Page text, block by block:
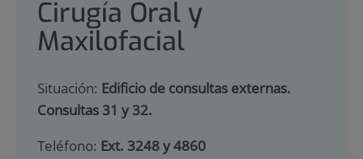
Cirugía Oral y
Maxilofacial
Situación: Edificio de consultas externas.
Consultas 31 y 32.
Teléfono: Ext. 3248 y 4860